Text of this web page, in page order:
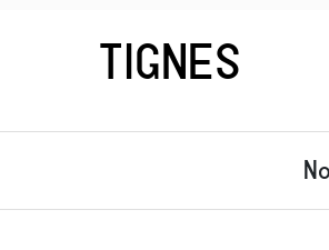
TIGNES